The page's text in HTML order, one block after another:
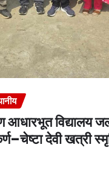
आधारभूत विद्यालय
देवी खत्री